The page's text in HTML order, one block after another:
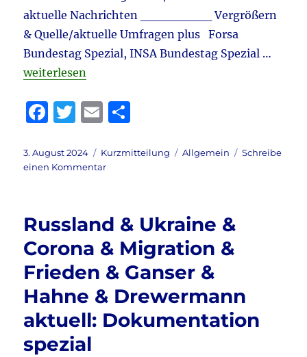
&
Hassrede
–
Meinungsfreiheit
aktuelle Nachrichten ________ Vergrößern
& Quelle/aktuelle Umfragen plus Forsa
Bundestag Spezial, INSA Bundestag Spezial …
„Tagebuch 3.8.2024 aktuell: AfD-Brandmauer &
weiterlesen
F
c
e
o
o
k
T
it
te
E
ai
l
le
Veröffentlicht
am
3. August 2024 Format
Kurzmitteilung Kategorien
Allgemein
Schreibe
einen Kommentarzu
AfD-
Brandmauer
&
Gender
–
Transe
Ganserer
Russland & Ukraine &
Corona & Migration &
Frieden & Ganser &
Hahne & Drewermann
aktuell: Dokumentation
spezial